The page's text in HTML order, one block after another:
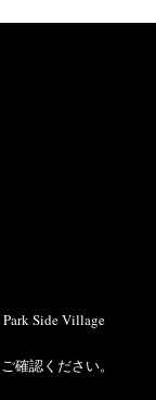
Side Village
確認ください。